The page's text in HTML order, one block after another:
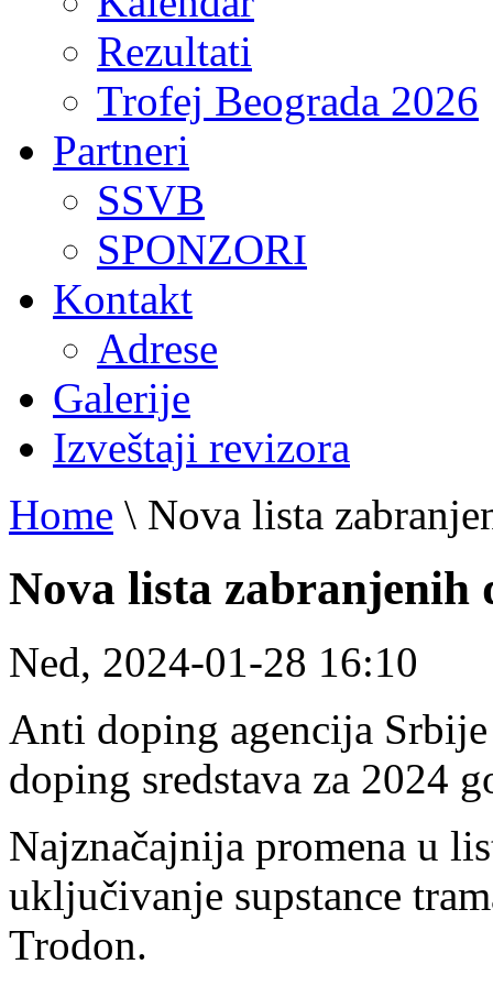
Rezultati
Trofej Beograda 2026
Partneri
SSVB
SPONZORI
Kontakt
Adrese
Galerije
Izveštaji revizora
Home \ Nova lista
Nova lista zabranjenih
Ned, 2024-01-28 16:10
Anti doping agencija
doping sredstava za 2024
Najznačajnija promena u
uključivanje supstance
Trodon.